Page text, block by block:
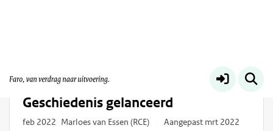
Oral History: Platform Sprekende
Geschiedenis gelanceerd
feb 2022 Marloes van Essen (RCE)
Aangepast mrt 2022